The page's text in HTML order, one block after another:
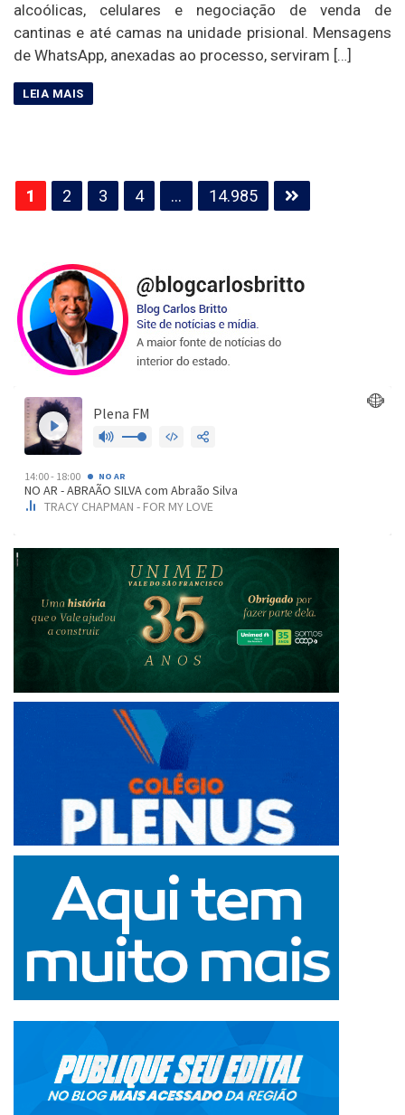
alcoólicas, celulares e negociação de venda de
cantinas e até camas na unidade prisional. Mensagens
de WhatsApp, anexadas ao processo, serviram […]
Paginação
de
1 2 3 4 … 14.985